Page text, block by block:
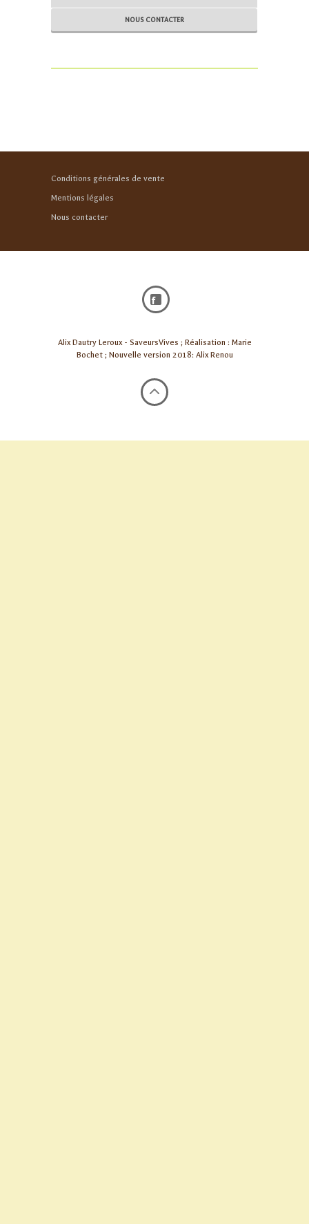
NOUS CONTACTER
Conditions générales de vente
Mentions légales
Nous contacter
Alix Dautry Leroux - SaveursVives ; Réalisation : Marie
Bochet ; Nouvelle version 2018: Alix Renou